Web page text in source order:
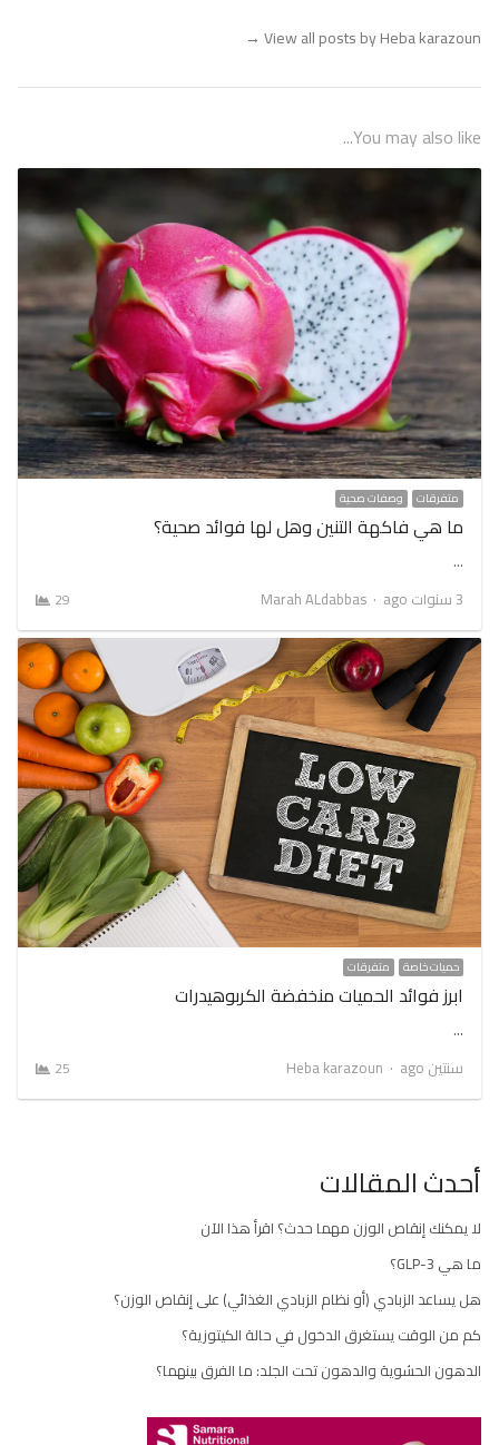
View all posts by Heba karazoun
→
You may also like...
متفرقات وصفات صحية
ما هي فاكهة التنين وهل لها فوائد صحية؟
…
3 سنوات ago
Author
Marah ALdabbas
29
حميات خاصة متفرقات
ابرز فوائد الحميات منخفضة الكربوهيدرات
…
سنتين ago
Author
Heba karazoun
25
أحدث المقالات
لا يمكنك إنقاص الوزن مهما حدث؟ اقرأ هذا الآن
ما هي GLP-3؟
هل يساعد الزبادي (أو نظام الزبادي الغذائي) على إنقاص الوزن؟
كم من الوقت يستغرق الدخول في حالة الكيتوزية؟
الدهون الحشوية والدهون تحت الجلد: ما الفرق بينهما؟